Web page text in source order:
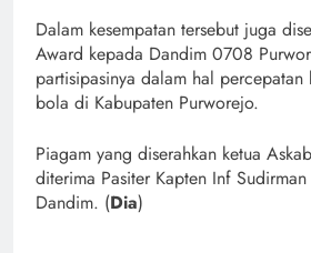
Dalam kesempatan tersebut juga
Award kepada Dandim 0708
partisipasinya dalam hal percepatan
bola di Kabupaten Purworejo.
Piagam yang diserahkan ketua
diterima Pasiter Kapten Inf
Dandim. (Dia)